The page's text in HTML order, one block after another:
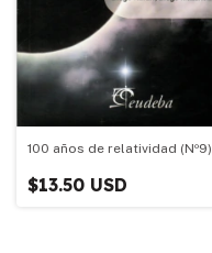
100 años de relatividad (Nº9)
$13.50 USD